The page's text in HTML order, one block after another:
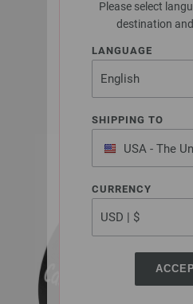
Please select
destination
LANGUAGE
SHIPPING TO
USA - The
of America
CURRENCY
LANA